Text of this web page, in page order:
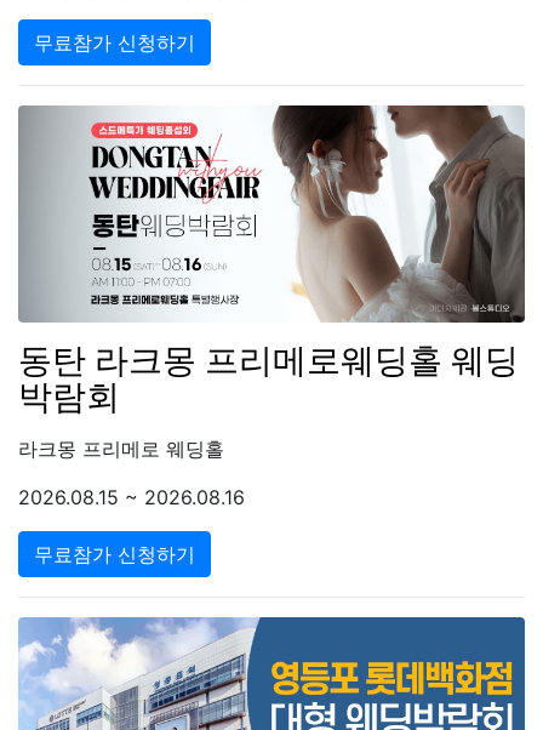
무료참가 신청하기
동탄 라크몽 프리메로웨딩홀 웨딩
박람회
라크몽 프리메로 웨딩홀
2026.08.15 ~ 2026.08.16
무료참가 신청하기